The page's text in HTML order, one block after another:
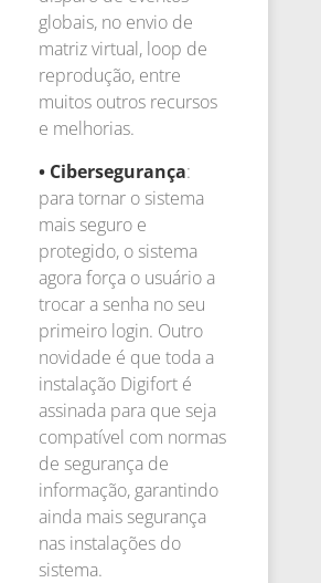
globais, no envio de
matriz virtual, loop de
reprodução, entre
muitos outros recursos
e melhorias.
• Cibersegurança:
para tornar o sistema
mais seguro e
protegido, o sistema
agora força o usuário a
trocar a senha no seu
primeiro login. Outro
novidade é que toda a
instalação Digifort é
assinada para que seja
compatível com normas
de segurança de
informação, garantindo
ainda mais segurança
nas instalações do
sistema.